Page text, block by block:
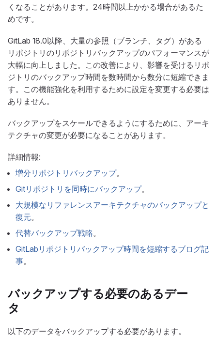
くなることがあります。24時間以上かかる場合があるた
めです。
GitLab 18.0以降、大量の参照（ブランチ、タグ）がある
リポジトリのリポジトリバックアップのパフォーマンスが
大幅に向上しました。この改善により、影響を受けるリポ
ジトリのバックアップ時間を数時間から数分に短縮できま
す。この機能強化を利用するために設定を変更する必要は
ありません。
バックアップをスケールできるようにするために、アーキ
テクチャの変更が必要になることがあります。
詳細情報:
増分リポジトリバックアップ。
Gitリポジトリを同時にバックアップ。
大規模なリファレンスアーキテクチャのバックアップと
復元。
代替バックアップ戦略。
GitLabリポジトリバックアップ時間を短縮するブログ記
事。
バックアップする必要のあるデー
タ
以下のデータをバックアップする必要があります。